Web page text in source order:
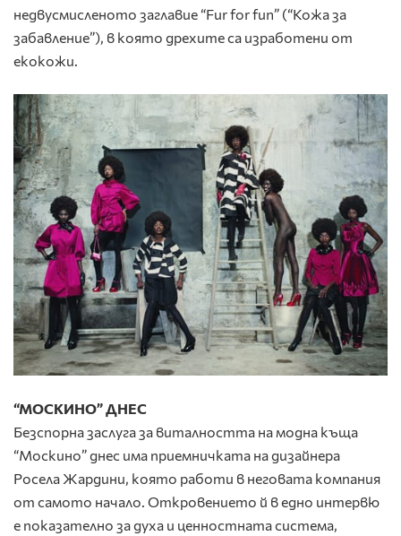
недвусмисленото заглавие “Fur for fun” (“Кожа за
забавление”), в която дрехите са изработени от
екокожи.
“МОСКИНО” ДНЕС
Безспорна заслуга за виталността на модна къща
“Москино” днес има приемничката на дизайнера
Росела Жардини, която работи в неговата компания
от самото начало. Откровението й в едно интервю
е показателно за духа и ценностната система,